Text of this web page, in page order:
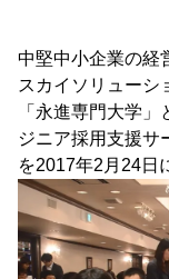
中堅中小企業の経
スカイソリューシ
「永進専門大学
ジニア採用支援サ
を2017年2月24日